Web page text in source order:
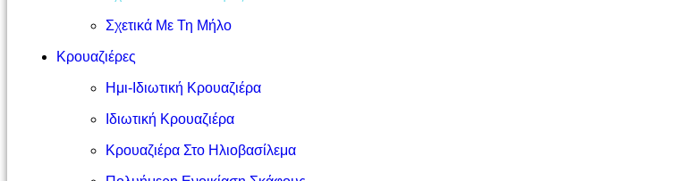
Σχετικά Με Τη Μήλο
Κρουαζιέρες
Ημι-Ιδιωτική Κρουαζιέρα
Ιδιωτική Κρουαζιέρα
Κρουαζιέρα Στο Ηλιοβασίλεμα